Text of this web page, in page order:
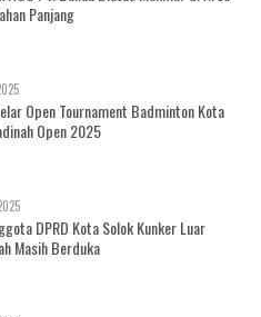
Panjang
Open Tournament Badminton Kota
Open 2025
DPRD Kota Solok Kunker Luar
Masih Berduka